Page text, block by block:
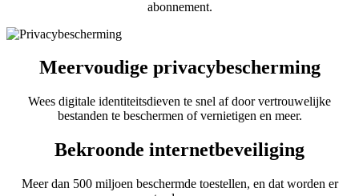
abonnement.
Meervoudige privacybescherming
Wees digitale identiteitsdieven te snel af door vertrouwelijke
bestanden te beschermen of vernietigen en meer.
Bekroonde internetbeveiliging
Meer dan 500 miljoen beschermde toestellen, en dat worden er